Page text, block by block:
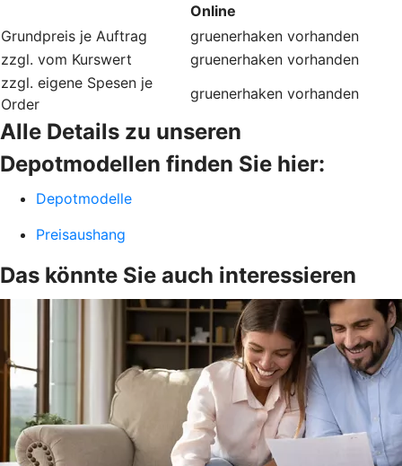
Online
Grundpreis je Auftrag
gruenerhaken vorhanden
zzgl. vom Kurswert
gruenerhaken vorhanden
zzgl. eigene Spesen je
Order
gruenerhaken vorhanden
Alle Details zu unseren
Depotmodellen finden Sie hier:
Depotmodelle
Preisaushang
Das könnte Sie auch interessieren